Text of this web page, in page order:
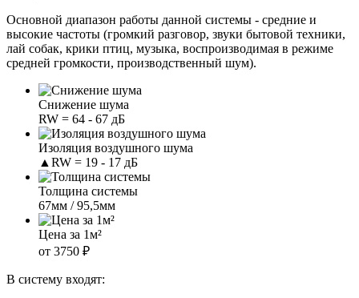
Основной диапазон работы данной системы - средние и
высокие частоты (громкий разговор, звуки бытовой техники,
лай собак, крики птиц, музыка, воспроизводимая в режиме
средней громкости, производственный шум).
Снижение шума
RW = 64 - 67 дБ
Изоляция воздушного шума
▲RW = 19 - 17 дБ
Толщина системы
67мм / 95,5мм
Цена за 1м²
от 3750 ₽
В систему входят: